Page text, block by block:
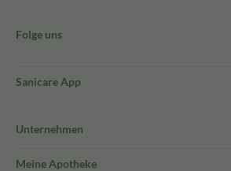
Folge uns
Sanicare App
Unternehmen
Meine Apotheke